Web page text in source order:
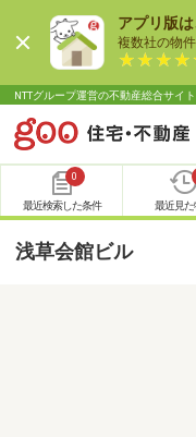
アプリ版
複数社の物
NTTグループ運営の不動産総合サイ
0
最近検索した条件 最近見た
浅草会館ビル